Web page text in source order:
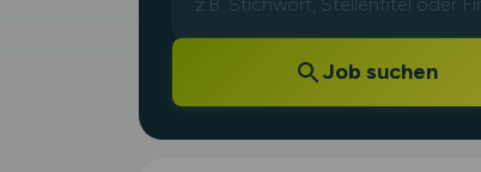
Job suchen